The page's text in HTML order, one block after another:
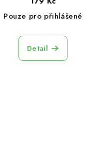
Pouze pro přihlášené
Detail